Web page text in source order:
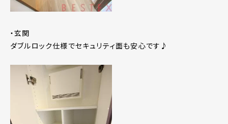
・玄関
ダブルロック仕様でセキュリティ面も安心です♪